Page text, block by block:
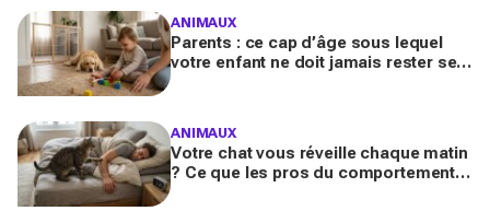
ANIMAUX
Parents : ce cap d’âge sous lequel
votre enfant ne doit jamais rester seul
ANIMAUX
Votre chat vous réveille chaque matin
? Ce que les pros du comportement